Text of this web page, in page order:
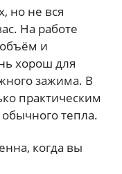
но не вся
На работе
и
хорош для
зажима. В
практическим
тепла.
когда вы